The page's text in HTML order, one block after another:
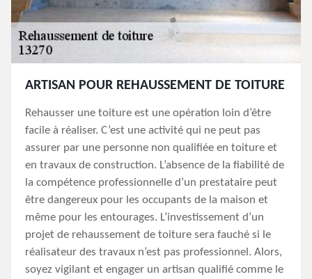
ARTISAN POUR REHAUSSEMENT DE TOITURE
Rehausser une toiture est une opération loin d’être
facile à réaliser. C’est une activité qui ne peut pas
assurer par une personne non qualifiée en toiture et
en travaux de construction. L’absence de la fiabilité de
la compétence professionnelle d’un prestataire peut
être dangereux pour les occupants de la maison et
même pour les entourages. L’investissement d’un
projet de rehaussement de toiture sera fauché si le
réalisateur des travaux n’est pas professionnel. Alors,
soyez vigilant et engager un artisan qualifié comme le